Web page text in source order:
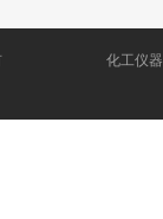
化工仪